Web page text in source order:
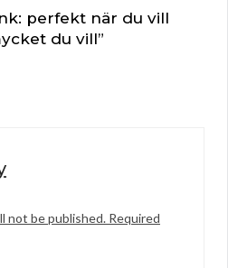
perfekt när du vill
du vill”
not be published. Required